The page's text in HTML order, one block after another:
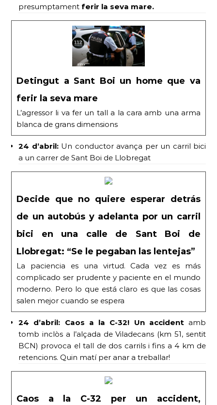
presumptament ferir la seva mare.
Detingut a Sant Boi un home que va
ferir la seva mare
L’agressor li va fer un tall a la cara amb una arma
blanca de grans dimensions
24 d’abril: Un conductor avança per un carril bici
a un carrer de Sant Boi de Llobregat
Decide que no quiere esperar detrás
de un autobús y adelanta por un carril
bici en una calle de Sant Boi de
Llobregat: “Se le pegaban las lentejas”
La paciencia es una virtud. Cada vez es más
complicado ser prudente y paciente en el mundo
moderno. Pero lo que está claro es que las cosas
salen mejor cuando se espera
24 d’abril: Caos a la C-32! Un accidentamb
tomb inclòs a l’alçada de Viladecans (km 51, sentit
BCN) provoca el tall de dos carrils i fins a 4 km de
retencions. Quin matí per anar a treballar!
Caos a la C-32 per un accident,